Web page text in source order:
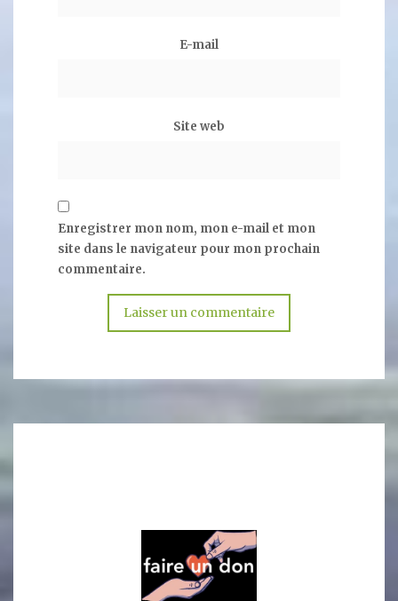
E-mail
Site web
Enregistrer mon nom, mon e-mail et mon
site dans le navigateur pour mon prochain
commentaire.